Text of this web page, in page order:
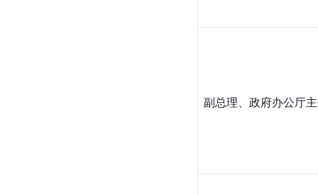
副总理、政府办公厅